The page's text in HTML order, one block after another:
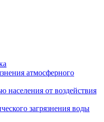
атмосферного
населения от воздействия
загрязнения воды